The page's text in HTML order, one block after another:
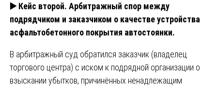
▶️Кейс второй. Арбитражный спор между
подрядчиком и заказчиком о качестве устройства
асфальтобетонного покрытия автостоянки.
В арбитражный суд обратился заказчик (владелец
торгового центра) с иском к подрядной организации о
взыскании убытков, причинённых ненадлежащим